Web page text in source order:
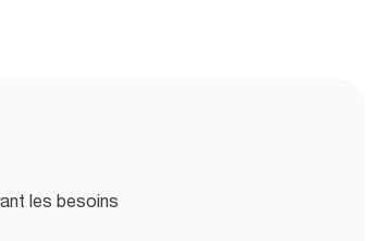
les besoins